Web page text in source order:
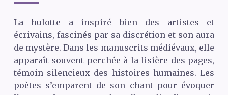
La hulotte a inspiré bien des artistes et
écrivains, fascinés par sa discrétion et son aura
de mystère. Dans les manuscrits médiévaux, elle
apparaît souvent perchée à la lisière des pages,
témoin silencieux des histoires humaines. Les
poètes s’emparent de son chant pour évoquer